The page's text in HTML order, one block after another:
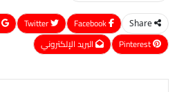
Share
Pinterest
البريد الإلكتروني